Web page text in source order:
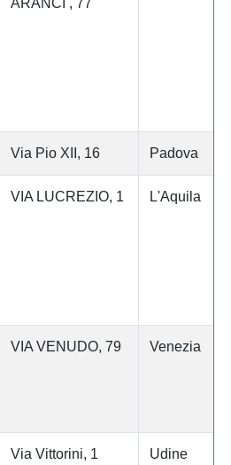
ARANCI , 77
Via Pio XII, 16 Padova
VIA LUCREZIO, 1 L'Aquila
VIA VENUDO, 79 Venezia
Via Vittorini, 1 Udine